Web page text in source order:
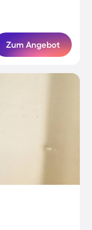
Zum Angebot